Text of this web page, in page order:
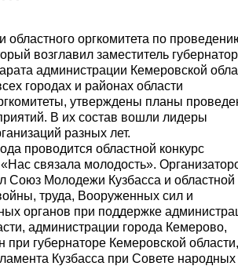
областного оргкомитета по
возглавил заместитель
администрации Кемеровской
городах и районах области
утверждены планы
В их состав вошли лидеры
разных лет.
проводится областной конкурс
«Нас связала молодость».
Союз Молодежи Кузбасса и областной
труда, Вооруженных сил и
органов при поддержке
администрации города Кемерово,
при губернаторе Кемеровской
Кузбасса при Совете народных